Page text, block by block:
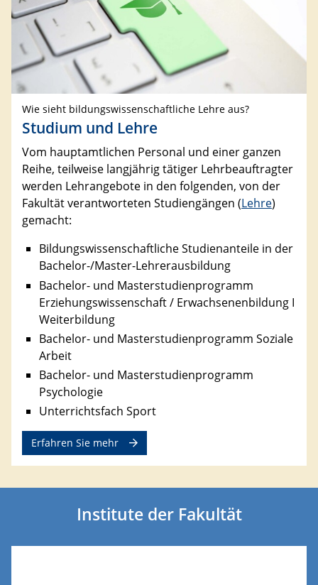
Wie sieht bildungswissenschaftliche Lehre aus?
Studium und Lehre
Vom hauptamtlichen Personal und einer ganzen
Reihe, teilweise langjährig tätiger Lehrbeauftragter
werden Lehrangebote in den folgenden, von der
Fakultät verantworteten Studiengängen (Lehre)
gemacht:
Bildungswissenschaftliche Studienanteile in der
Bachelor-/Master-Lehrerausbildung
Bachelor- und Masterstudienprogramm
Erziehungswissenschaft / Erwachsenenbildung I
Weiterbildung
Bachelor- und Masterstudienprogramm Soziale
Arbeit
Bachelor- und Masterstudienprogramm
Psychologie
Unterrichtsfach Sport
Erfahren Sie mehr
Institute der Fakultät